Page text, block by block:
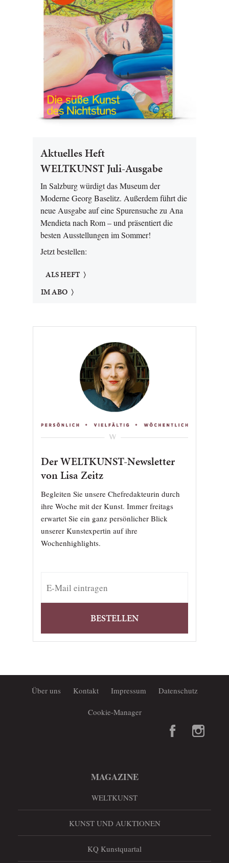
Aktuelles Heft
WELTKUNST Juli-Ausgabe
In Salzburg würdigt das Museum der
Moderne Georg Baselitz. Außerdem führt die
neue Ausgabe auf eine Spurensuche zu Ana
Mendieta nach Rom – und präsentiert die
besten Ausstellungen im Sommer!
Jetzt bestellen:
ALS HEFT
IM ABO
Der WELTKUNST-Newsletter
von Lisa Zeitz
Begleiten Sie unsere Chefredakteurin durch
ihre Woche mit der Kunst. Immer freitags
erwartet Sie ein ganz persönlicher Blick
unserer Kunstexpertin auf ihre
Wochenhighlights.
BESTELLEN
Über uns Kontakt Impressum Datenschutz
Cookie-Manager
MAGAZINE
WELTKUNST
KUNST UND AUKTIONEN
KQ Kunstquartal